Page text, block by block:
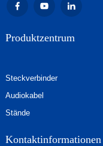
Produktzentrum
Steckverbinder
Audiokabel
Stände
Kontaktinformationen